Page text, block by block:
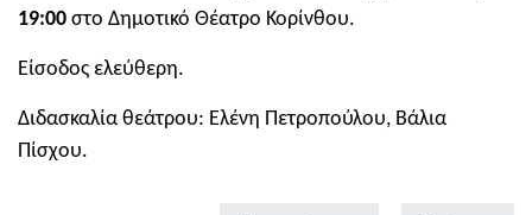
19:00 στο Δημοτικό Θέατρο Κορίνθου.
Είσοδος ελεύθερη.
Διδασκαλία θεάτρου: Ελένη Πετροπούλου, Βάλια
Πίσχου.